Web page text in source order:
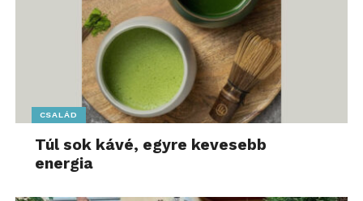
CSALÁD
Túl sok kávé, egyre kevesebb
energia